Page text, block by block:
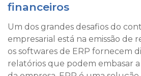
financeiros
Um dos grandes desafios do
empresarial está na emissão de
os softwares de ERP fornecem
relatórios que podem embasar